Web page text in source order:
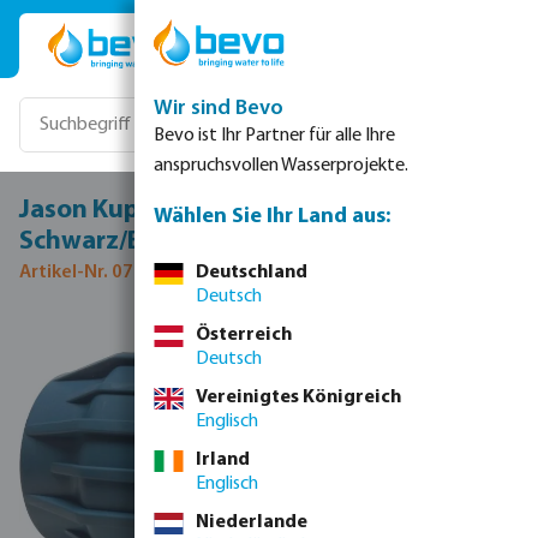
Zum Hauptinhalt springen
Jason Kupplung PP 63 mm Klemm 16bar
Schwarz/Blau DVGW/KIWA/WRAS/SVGW
Artikel-Nr. 0706063
Bildergalerie überspringen
Wir sind Bevo
Bevo ist Ihr Partner für alle Ihre
anspruchsvollen Wasserprojekte.
Wählen Sie Ihr Land aus:
Deutschland
Deutsch
Österreich
Deutsch
Vereinigtes Königreich
Englisch
Irland
Englisch
Niederlande